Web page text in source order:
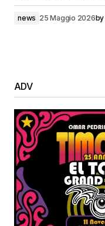
news 25 Maggio 2026by
ADV